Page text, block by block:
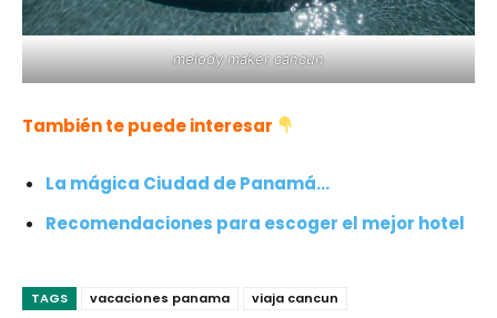
melody maker cancun
También te puede interesar
La mágica Ciudad de Panamá…
Recomendaciones para escoger el mejor hotel
TAGS vacaciones panama
viaja cancun